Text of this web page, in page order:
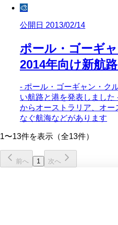
🎨
公開日 2013/02/14
ポール・ゴーギ
2014年向け新航
- ポール・ゴーギャン・ク
い航路と港を発表しまし
からオーストラリア、オ
なぐ航海などがあります
1〜13件を表示（全13件）
前へ 1 次へ